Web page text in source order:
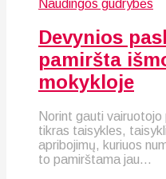
Naudingos gudrybės
Devynios
pamiršta
mokykloje
Norint gauti
tikras taisykles,
apribojimų, kuriuos
to pamirštama jau...